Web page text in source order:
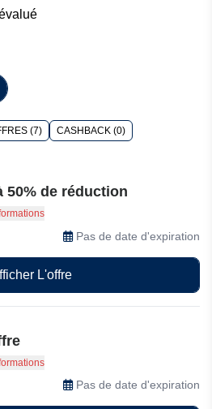
(7) CASHBACK (0)
50% de réduction
jusqu'à 50% de réduction sur une
Pas de date d'expiration
L'offre
complet soutien-gorge de sport
7420 est à $134
Pas de date d'expiration